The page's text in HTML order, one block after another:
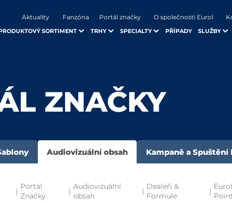
Aktuality Fanzóna Portál značky O společnosti Eurol
SORTIMENT TRHY SPECIALTY PŘÍPADY SLUŽBY
ZNAČKY
Audiovizuální obsah Kampaně a
|
Portál
Značky
|
Audiovizuální
obsah
|
Dealeři &
Formule
|
Point